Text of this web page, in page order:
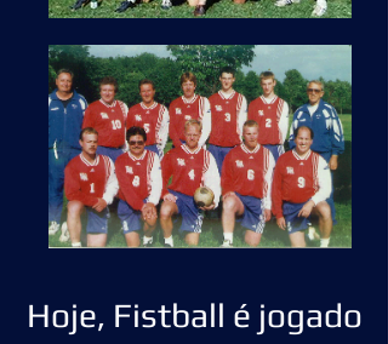
Hoje, Fistball é jogado